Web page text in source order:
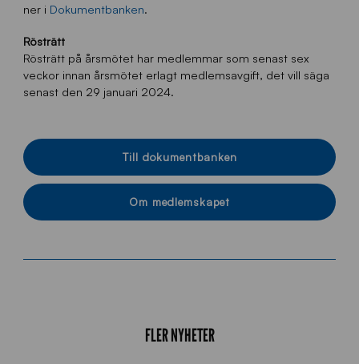
ner i Dokumentbanken.
Rösträtt
Rösträtt på årsmötet har medlemmar som senast sex
veckor innan årsmötet erlagt medlemsavgift, det vill säga
senast den 29 januari 2024.
Till dokumentbanken
Om medlemskapet
FLER NYHETER